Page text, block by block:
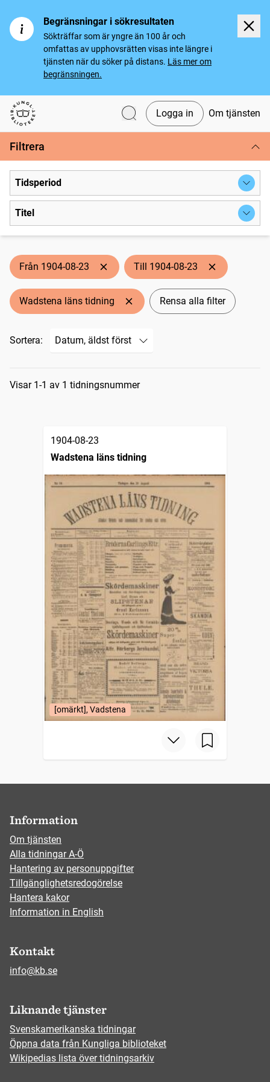
Begränsningar i sökresultaten
Sökträffar som är yngre än 100 år och
omfattas av upphovsrätten visas inte längre i
tjänsten när du söker på distans. Läs mer om
begränsningen.
Svenska tidningar
Logga in Om tjänsten
Filtrera
Tidsperiod
Titel
Från 1904-08-23 Till 1904-08-23
Wadstena läns tidning Rensa alla filter
Sortera:
Sökresultat
Visar 1-1 av 1 tidningsnummer
1904-08-23
Wadstena läns tidning
[omärkt], Vadstena
Information
Om tjänsten
Alla tidningar A-Ö
Hantering av personuppgifter
Tillgänglighetsredogörelse
Hantera kakor
Information in English
Kontakt
info@kb.se
Liknande tjänster
Svenskamerikanska tidningar
Öppna data från Kungliga biblioteket
Wikipedias lista över tidningsarkiv